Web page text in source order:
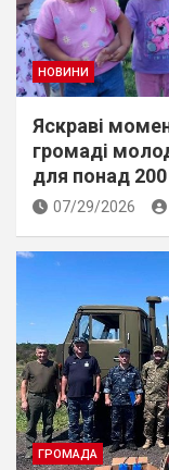
НОВИНИ
Яскраві
громаді
для понад 200
07/29/2026
ГРОМАДА